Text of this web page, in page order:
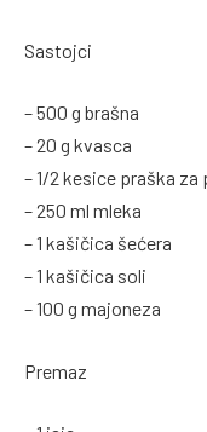
Sastojci
– 500 g brašna
– 20 g kvasca
– 1/2 kesice praška za
– 250 ml mleka
– 1 kašičica šećera
– 1 kašičica soli
– 100 g majoneza
Premaz